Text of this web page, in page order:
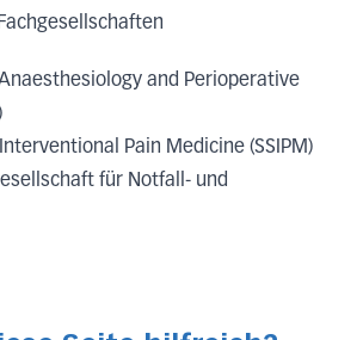
and Perioperative
Pain Medicine (SSIPM)
für Notfall- und